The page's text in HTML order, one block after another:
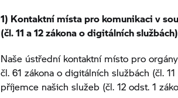
1) Kontaktní místa pro komunikaci v
(čl. 11 a 12 zákona o digitálních službách)
Naše ústřední kontaktní místo pro
čl. 61 zákona o digitálních službách (čl.
příjemce našich služeb (čl. 12 odst. 1